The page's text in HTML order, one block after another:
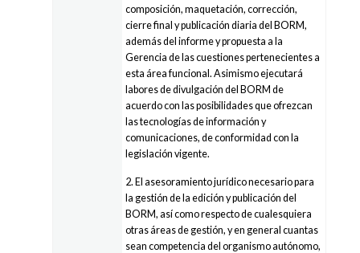
composición, maquetación, corrección,
cierre final y publicación diaria del BORM,
además del informe y propuesta a la
Gerencia de las cuestiones pertenecientes a
esta área funcional. Asimismo ejecutará
labores de divulgación del BORM de
acuerdo con las posibilidades que ofrezcan
las tecnologías de información y
comunicaciones, de conformidad con la
legislación vigente.
2. El asesoramiento jurídico necesario para
la gestión de la edición y publicación del
BORM, así como respecto de cualesquiera
otras áreas de gestión, y en general cuantas
sean competencia del organismo autónomo,